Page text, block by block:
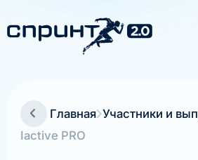
Главная Участники и
Iactive PRO